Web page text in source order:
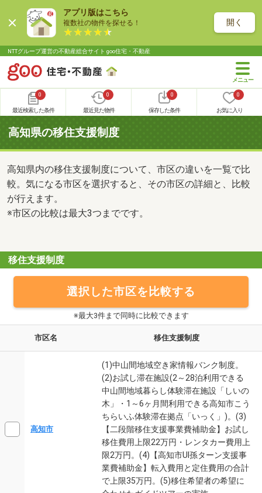
アプリ版はこちら
複数社の物件を探せる！ 開く
NTTグループ運営の不動産総合サイト goo住宅・不動産
0
最近検索した条件
0
最近見た物件
0
保存した条件
0
お気に入り
高知県の移住支援制度
高知県内の移住支援制度について、市区の違いを一覧で比
較。気になる市区を選択すると、その市区の詳細と、比較
が行えます。
※市区の比較は最大3つまでです。
移住支援制度
選択した市区を比較する
※最大3件まで同時に比較できます
市区名 移住支援制度
高知市
(1)中山間地域空き家情報バンク制度。
(2)お試し滞在施設(2～28泊利用できる
中山間地域暮らし体験滞在施設「しいの
木」・1～6ヶ月間利用できる高知市こう
ちらいふ体験滞在拠点「いっく」)。(3)
【二段階移住支援事業費補助金】お試し
移住費用上限22万円・レンタカー費用上
限2万円。(4)【高知市UI孫ターン支援事
業費補助金】転入費用と定住費用の合計
で上限35万円。(5)移住希望者の希望に